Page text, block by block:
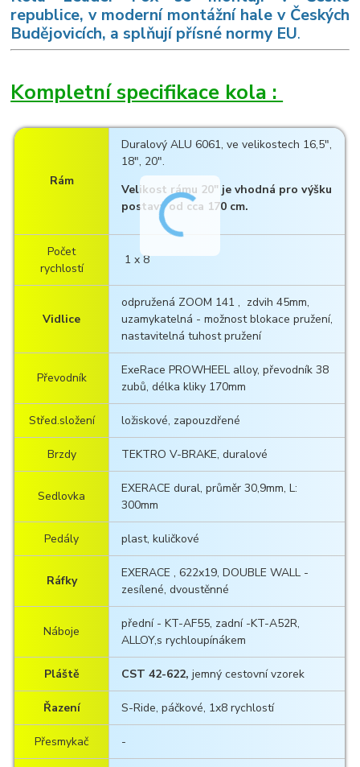
republice, v moderní montážní hale v Českých
Budějovicích, a splňují přísné normy EU.
Kompletní specifikace kola :
Rám
Duralový ALU 6061, ve velikostech 16,5",
18", 20".
Velikost rámu 20" je vhodná pro výšku
postavy od cca 170 cm.
Počet
rychlostí
1 x 8
Vidlice
odpružená ZOOM 141 , zdvih 45mm,
uzamykatelná - možnost blokace pružení,
nastavitelná tuhost pružení
Převodník
ExeRace PROWHEEL alloy, převodník 38
zubů, délka kliky 170mm
Střed.složení ložiskové, zapouzdřené
Brzdy TEKTRO V-BRAKE, duralové
Sedlovka
EXERACE dural, průměr 30,9mm, L:
300mm
Pedály plast, kuličkové
Ráfky
EXERACE , 622x19, DOUBLE WALL -
zesílené, dvoustěnné
Náboje
přední - KT-AF55, zadní -KT-A52R,
ALLOY,s rychloupínákem
Pláště CST 42-622, jemný cestovní vzorek
Řazení S-Ride, páčkové, 1x8 rychlostí
Přesmykač -